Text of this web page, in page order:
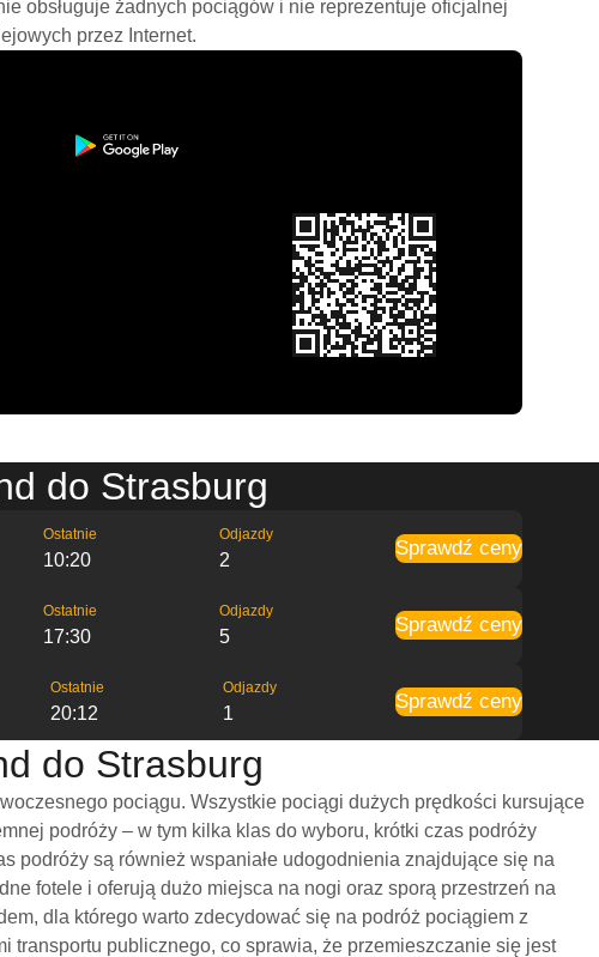
obsługuje żadnych pociągów i nie reprezentuje oficjalnej
przez Internet.
do Strasburg
Ostatnie
10:20
Odjazdy
2
Sprawdź ceny
Ostatnie
17:30
Odjazdy
5
Sprawdź ceny
Ostatnie
20:12
Odjazdy
1
Sprawdź ceny
do Strasburg
pociągu. Wszystkie pociągi dużych prędkości kursujące
podróży – w tym kilka klas do wyboru, krótki czas podróży
podróży są również wspaniałe udogodnienia znajdujące się na
fotele i oferują dużo miejsca na nogi oraz sporą przestrzeń na
dla którego warto zdecydować się na podróż pociągiem z
transportu publicznego, co sprawia, że przemieszczanie się jest